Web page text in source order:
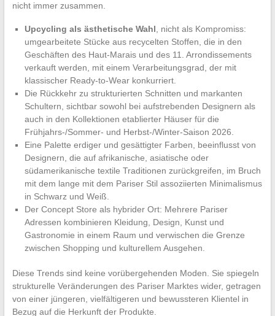
nicht immer zusammen.
Upcycling als ästhetische Wahl, nicht als Kompromiss:
umgearbeitete Stücke aus recycelten Stoffen, die in den
Geschäften des Haut-Marais und des 11. Arrondissements
verkauft werden, mit einem Verarbeitungsgrad, der mit
klassischer Ready-to-Wear konkurriert.
Die Rückkehr zu strukturierten Schnitten und markanten
Schultern, sichtbar sowohl bei aufstrebenden Designern als
auch in den Kollektionen etablierter Häuser für die
Frühjahrs-/Sommer- und Herbst-/Winter-Saison 2026.
Eine Palette erdiger und gesättigter Farben, beeinflusst von
Designern, die auf afrikanische, asiatische oder
südamerikanische textile Traditionen zurückgreifen, im Bruch
mit dem lange mit dem Pariser Stil assoziierten Minimalismus
in Schwarz und Weiß.
Der Concept Store als hybrider Ort: Mehrere Pariser
Adressen kombinieren Kleidung, Design, Kunst und
Gastronomie in einem Raum und verwischen die Grenze
zwischen Shopping und kulturellem Ausgehen.
Diese Trends sind keine vorübergehenden Moden. Sie spiegeln
strukturelle Veränderungen des Pariser Marktes wider, getragen
von einer jüngeren, vielfältigeren und bewussteren Klientel in
Bezug auf die Herkunft der Produkte.